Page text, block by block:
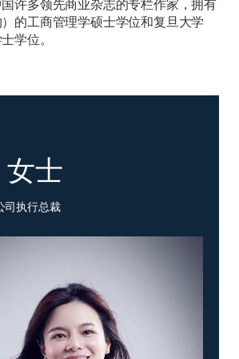
许多领先商业杂志的专栏作家，拥有
的工商管理学硕士学位和复旦大学
学位。
女士
司执行总裁